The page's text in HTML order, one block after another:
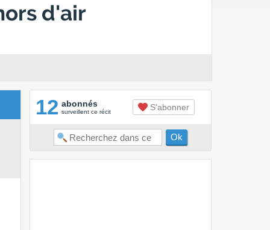
d'air
12 abonnés
surveillent ce récit S'abonner